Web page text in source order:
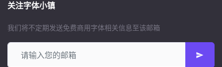
关注字体小镇
我们将不定期发送免费商用字体相关信息至该邮箱